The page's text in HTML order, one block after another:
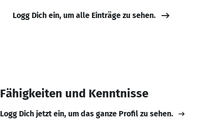
Logg Dich ein, um alle Einträge zu sehen.
Fähigkeiten und Kenntnisse
Logg Dich jetzt ein, um das ganze Profil zu sehen.